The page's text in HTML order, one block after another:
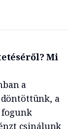
Mi
a
a
fogunk
csinálunk